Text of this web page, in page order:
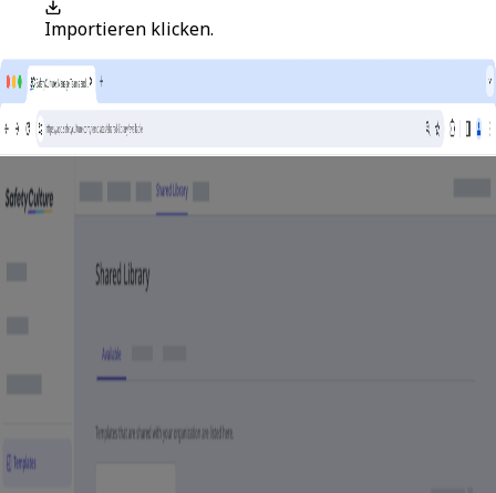
Importieren klicken.